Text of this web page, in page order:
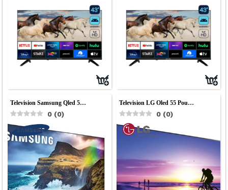
Television Samsung Qled 5…
0 (0)
Television LG Oled 55 Pou…
0 (0)